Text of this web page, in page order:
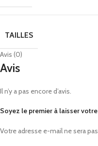
TAILLES
Avis (0)
Avis
Il n’y a pas encore d’avis.
Soyez le premier à laisser
Votre adresse e-mail ne sera